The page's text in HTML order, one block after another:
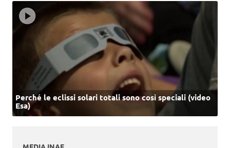
Perché le eclissi solari totali sono così speciali (video
Esa)